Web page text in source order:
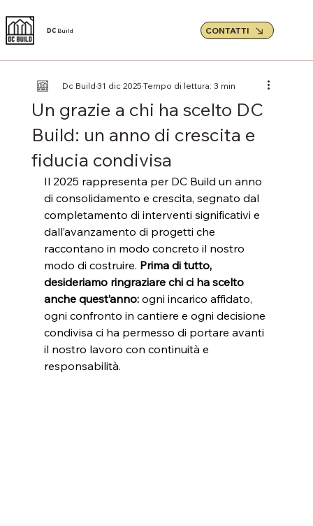
DC Build CONTATTI
Un grazie a chi ha scelto DC
Build: un anno di crescita e
fiducia condivisa
Dc Build31 dic 2025Tempo di lettura: 3 min
Il 2025 rappresenta per DC Build un anno
di consolidamento e crescita, segnato dal
completamento di interventi significativi e
dall’avanzamento di progetti che
raccontano in modo concreto il nostro
modo di costruire. Prima di tutto,
desideriamo ringraziare chi ci ha scelto
anche quest’anno: ogni incarico affidato,
ogni confronto in cantiere e ogni decisione
condivisa ci ha permesso di portare avanti
il nostro lavoro con continuità e
responsabilità.